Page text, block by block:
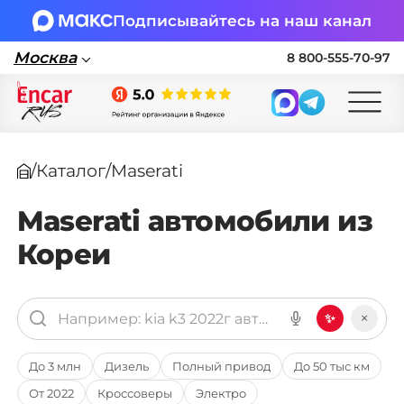
Подписывайтесь на наш канал
Москва
8 800-555-70-97
Поставка автомобилей в Россию по
параллельному импорту
🏎 Заявка на подбор авто
Заполните форму, подберем нужные
варианты авто и свяжемся с вами
Оставить заявку на подбор авто
/Каталог/Maserati
Maserati автомобили из
Кореи
✨ ×
До 3 млн Дизель Полный привод
До 50 тыс км
От 2022
Кроссоверы Электро